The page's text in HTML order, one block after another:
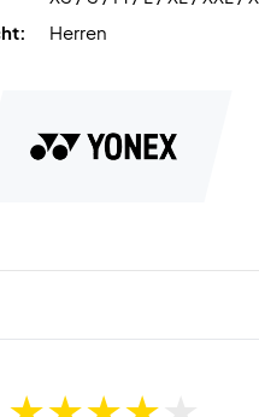
Herren